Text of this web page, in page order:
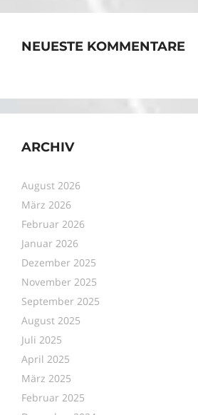
NEUESTE KOMMENTARE
ARCHIV
August 2026
März 2026
Februar 2026
Januar 2026
Dezember 2025
November 2025
September 2025
August 2025
Juli 2025
April 2025
März 2025
Februar 2025